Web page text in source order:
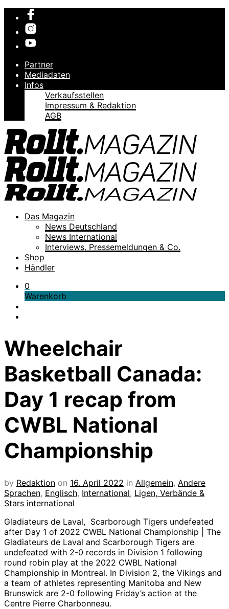
Partner
Mediadaten
Infos
Verkaufsstellen
Impressum & Redaktion
AGB
Das Magazin
News Deutschland
News International
Interviews, Pressemeldungen & Co.
Shop
Händler
0
Warenkorb
Wheelchair
Basketball Canada:
Day 1 recap from
CWBL National
Championship
by Redaktion on 16. April 2022 in Allgemein, Andere
Sprachen, Englisch, International, Ligen, Verbände &
Stars international
Gladiateurs de Laval, Scarborough Tigers undefeated
after Day 1 of 2022 CWBL National Championship | The
Gladiateurs de Laval and Scarborough Tigers are
undefeated with 2-0 records in Division 1 following
round robin play at the 2022 CWBL National
Championship in Montreal. In Division 2, the Vikings and
a team of athletes representing Manitoba and New
Brunswick are 2-0 following Friday’s action at the
Centre Pierre Charbonneau.